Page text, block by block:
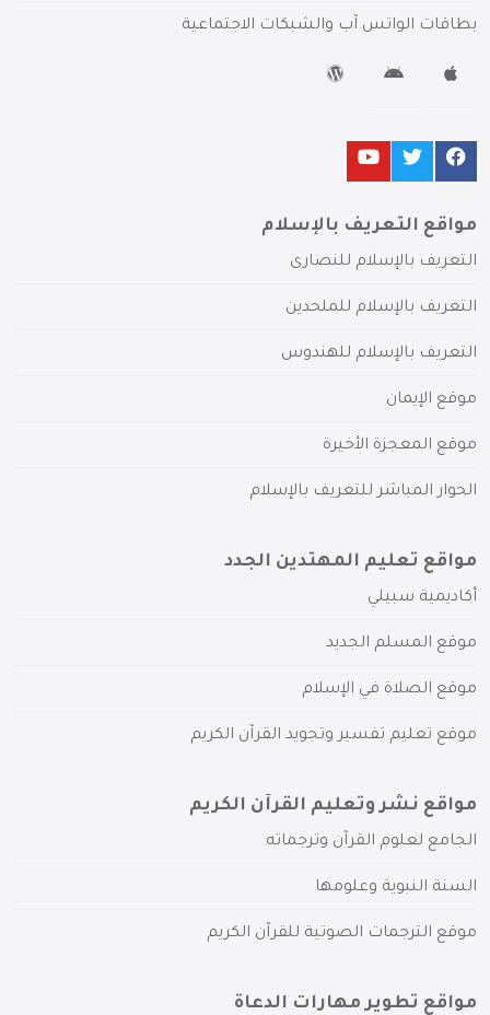
بطاقات الواتس آب والشبكات الاجتماعية
مواقع التعريف بالإسلام
التعريف بالإسلام للنصارى
التعريف بالإسلام للملحدين
التعريف بالإسلام للهندوس
موقع الإيمان
موقع المعجزة الأخيرة
الحوار المباشر للتعريف بالإسلام
مواقع تعليم المهتدين الجدد
أكاديمية سبيلي
موقع المسلم الجديد
موقع الصلاة في الإسلام
موقع تعليم تفسير وتجويد القرآن الكريم
مواقع نشر وتعليم القرآن الكريم
الجامع لعلوم القرآن وترجماته
السنة النبوية وعلومها
موقع الترجمات الصوتية للقرآن الكريم
مواقع تطوير مهارات الدعاة